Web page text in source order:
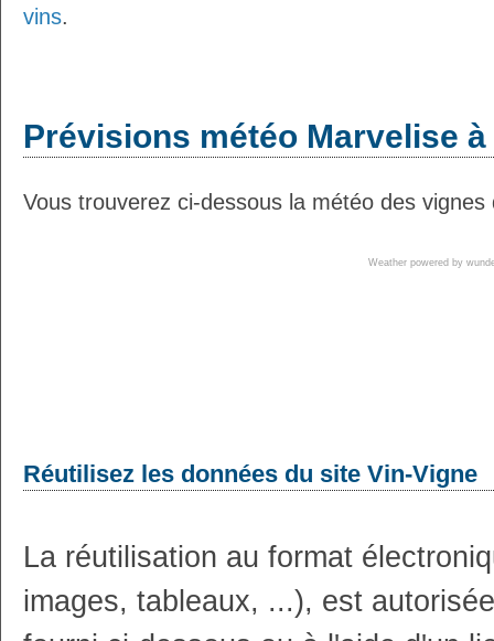
vins.
Prévisions météo Marvelise
Vous trouverez ci-dessous la météo des
Weather powered by
Réutilisez les données du site Vin-Vigne
La réutilisation au format
images, tableaux, ...), est